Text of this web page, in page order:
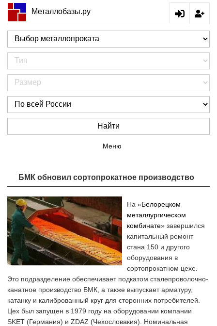
Металлобазы.ру
Найти
Меню
БМК обновил сортопрокатное производство
На «Белорецком
металлургическом
комбинате» завершился
капитальный ремонт
стана 150 и другого
оборудования в
сортопрокатном цехе.
Это подразделение обеспечивает подкатом сталепроволочно-
канатное производство БМК, а также выпускает арматуру,
катанку и калиброванный круг для сторонних потребителей.
Цех был запущен в 1979 году на оборудовании компании
SKET (Германия) и ZDAZ (Чехословакия). Номинальная